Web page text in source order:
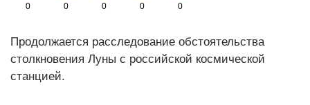
0 0 0 0 0
Продолжается расследование обстоятельства
столкновения Луны с российской космической
станцией.